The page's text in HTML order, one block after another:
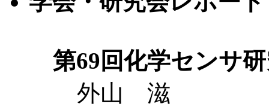
第69回化学センサ
外山 滋